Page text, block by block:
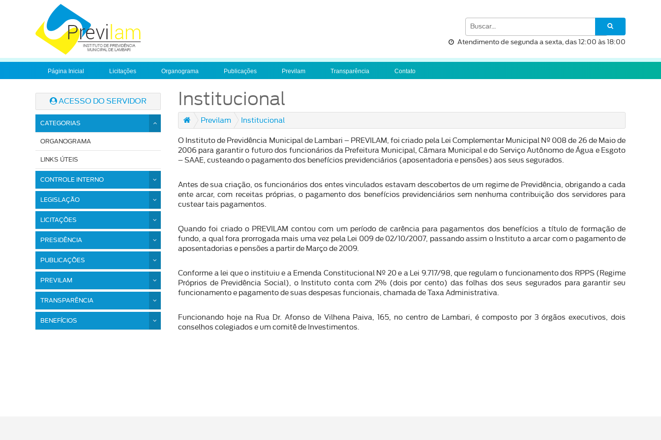
Atendimento de segunda a sexta, das 12:00 às 18:00
Página Inicial Licitações Organograma Publicações Previlam Transparência Contato
ACESSO DO SERVIDOR
CATEGORIAS
ORGANOGRAMA
LINKS ÚTEIS
CONTROLE INTERNO
LEGISLAÇÃO
LICITAÇÕES
PRESIDÊNCIA
PUBLICAÇÕES
PREVILAM
TRANSPARÊNCIA
BENEFÍCIOS
Institucional
Previlam Institucional
O Instituto de Previdência Municipal de Lambari – PREVILAM, foi criado pela Lei Complementar Municipal Nº 008 de 26 de Maio de
2006 para garantir o futuro dos funcionários da Prefeitura Municipal, Câmara Municipal e do Serviço Autônomo de Água e Esgoto
– SAAE, custeando o pagamento dos benefícios previdenciários (aposentadoria e pensões) aos seus segurados.
Antes de sua criação, os funcionários dos entes vinculados estavam descobertos de um regime de Previdência, obrigando a cada
ente arcar, com receitas próprias, o pagamento dos benefícios previdenciários sem nenhuma contribuição dos servidores para
custear tais pagamentos.
Quando foi criado o PREVILAM contou com um período de carência para pagamentos dos benefícios a título de formação de
fundo, a qual fora prorrogada mais uma vez pela Lei 009 de 02/10/2007, passando assim o Instituto a arcar com o pagamento de
aposentadorias e pensões a partir de Março de 2009.
Conforme a lei que o instituiu e a Emenda Constitucional Nº 20 e a Lei 9.717/98, que regulam o funcionamento dos RPPS (Regime
Próprios de Previdência Social), o Instituto conta com 2% (dois por cento) das folhas dos seus segurados para garantir seu
funcionamento e pagamento de suas despesas funcionais, chamada de Taxa Administrativa.
Funcionando hoje na Rua Dr. Afonso de Vilhena Paiva, 165, no centro de Lambari, é composto por 3 órgãos executivos, dois
conselhos colegiados e um comitê de Investimentos.